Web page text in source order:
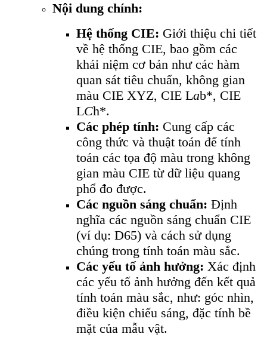
Nội dung chính:
Hệ thống CIE: Giới thiệu chi tiết
về hệ thống CIE, bao gồm các
khái niệm cơ bản như các hàm
quan sát tiêu chuẩn, không gian
màu CIE XYZ, CIE Lab*, CIE
LCh*.
Các phép tính: Cung cấp các
công thức và thuật toán để tính
toán các tọa độ màu trong không
gian màu CIE từ dữ liệu quang
phổ đo được.
Các nguồn sáng chuẩn: Định
nghĩa các nguồn sáng chuẩn CIE
(ví dụ: D65) và cách sử dụng
chúng trong tính toán màu sắc.
Các yếu tố ảnh hưởng: Xác định
các yếu tố ảnh hưởng đến kết quả
tính toán màu sắc, như: góc nhìn,
điều kiện chiếu sáng, đặc tính bề
mặt của mẫu vật.